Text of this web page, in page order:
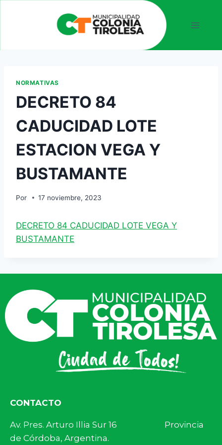
NORMATIVAS
DECRETO 84
CADUCIDAD LOTE
ESTACION VEGA Y
BUSTAMANTE
Por 17 noviembre, 2023
DECRETO 84 CADUCIDAD LOTE VEGA Y
BUSTAMANTE
CONTACTO
Av. Pres. Arturo Illia Sur 16 Provincia
de Córdoba, Argentina.